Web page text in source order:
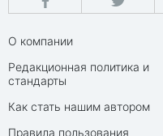
О компании
Редакционная политика и
стандарты
Как стать нашим автором
Правила пользования